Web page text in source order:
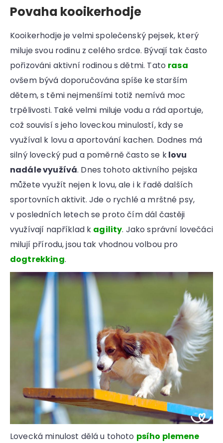
Povaha kooikerhodje
Kooikerhodje je velmi společenský pejsek, který
miluje svou rodinu z celého srdce. Bývají tak často
pořizováni aktivní rodinou s dětmi. Tato rasa
ovšem bývá doporučována spíše ke starším
dětem, s těmi nejmenšími totiž nemívá moc
trpělivosti. Také velmi miluje vodu a rád aportuje,
což souvisí s jeho loveckou minulostí, kdy se
využíval k lovu a aportování kachen. Dodnes má
silný lovecký pud a poměrně často se klovu
nadále využívá. Dnes tohoto aktivního pejska
můžete využít nejen k lovu, ale i k řadě dalších
sportovních aktivit. Jde o rychlé a mrštné psy,
v posledních letech se proto čím dál častěji
využívají například k agility. Jako správní lovečáci
milují přírodu, jsou tak vhodnou volbou pro
dogtrekking.
Lovecká minulost dělá u tohoto psího plemene